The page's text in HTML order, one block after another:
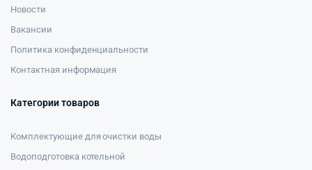
Новости
Вакансии
Политика конфиденциальности
Контактная информация
Категории товаров
Комплектующие для очистки воды
Водоподготовка котельной